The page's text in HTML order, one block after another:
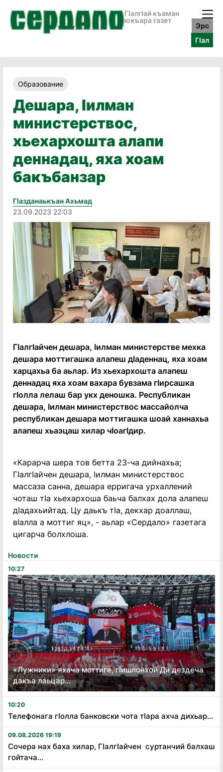
ГӀалгӀай къаман
юкъара газет
Эрс
ГӀал
Новости
10:27
«Лужники» яхача моттиге, гӏишлонхой Ди дездеча
дакъа лаьцар...
10:20
Телефонага гӏолла банковски чота тӏара ахча дихьар...
09.08.2026 19:19
Сочера нах баха хилар, Гӏалгӏайчен суртанчий балхаш
гойтача...
Образование
Дешара, Ӏилман
министерствос,
хьехархошта алапи
деннадац, яха хоам
бакъбанзар
Гӏазданаькъан Ахьмад
23.09.2023 22:03
ГӀалгӀайчен дешара, Ӏилман министерстве мехка
дешара моттигашка алапеш дӀаденнац, яха хоам
харцахьа ба аьлар. Из хьехархошта алапеш
деннадац яха хоам вахара бувзама гӀирсашка
гӀолла лелаш бар укх деношка. Республикан
дешара, Ӏилман министерствос массайолча
республикан дешара моттигашка шоай ханнахьа
алапеш хьаэцаш хилар чӀоагӀдир.
«Карарча шера тов бетта 23-ча дийнахьа;
ГӀалгӀайчен дешара, Ӏилман министерствос
массаза санна, дешара ерригача урхаллений
чоташ тӀа хьехархоша баьча балхах дола алапеш
дӀадахьийтад. Цу даькъ тӀа, декхар доаллаш,
вӀалла а моттиг яц», - аьлар «Сердало» газетага
цигарча болхлоша.